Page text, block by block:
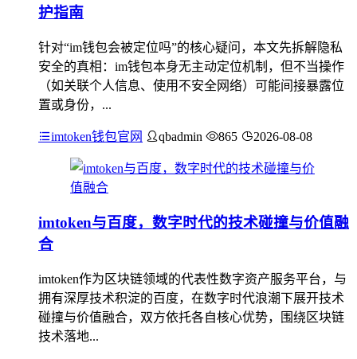
护指南
针对“im钱包会被定位吗”的核心疑问，本文先拆解隐私
安全的真相：im钱包本身无主动定位机制，但不当操作
（如关联个人信息、使用不安全网络）可能间接暴露位
置或身份，...
imtoken钱包官网 qbadmin 865 2026-08-08
imtoken与百度，数字时代的技术碰撞与价值融
合
imtoken作为区块链领域的代表性数字资产服务平台，与
拥有深厚技术积淀的百度，在数字时代浪潮下展开技术
碰撞与价值融合，双方依托各自核心优势，围绕区块链
技术落地...